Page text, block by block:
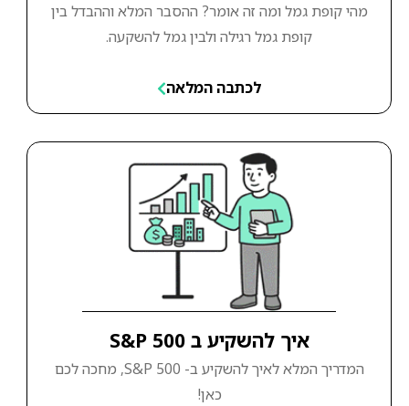
מהי קופת גמל ומה זה אומר? ההסבר המלא וההבדל בין
קופת גמל רגילה ולבין גמל להשקעה.
לכתבה המלאה
איך להשקיע ב S&P 500
המדריך המלא לאיך להשקיע ב- S&P 500, מחכה לכם
כאן!